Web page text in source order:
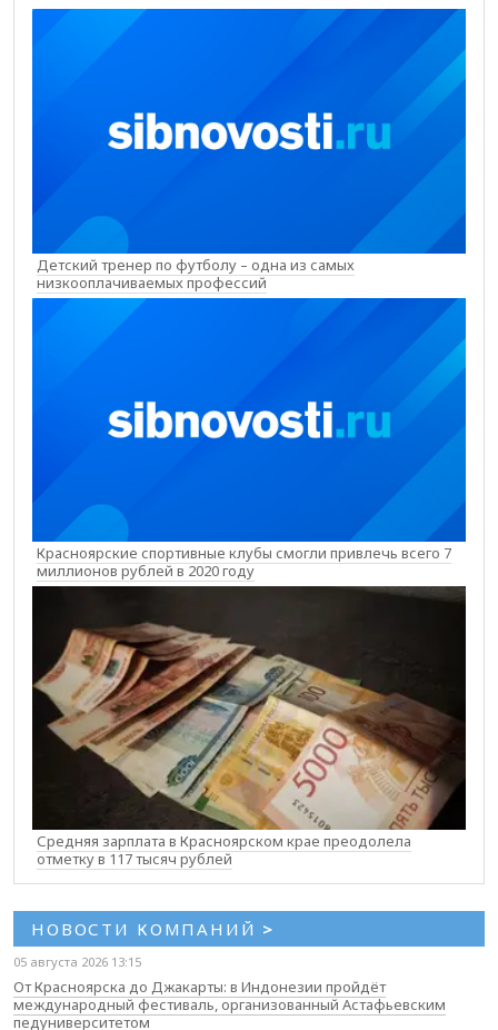
Детский тренер по футболу – одна из самых
низкооплачиваемых профессий
Красноярские спортивные клубы смогли привлечь всего 7
миллионов рублей в 2020 году
Средняя зарплата в Красноярском крае преодолела
отметку в 117 тысяч рублей
НОВОСТИ КОМПАНИЙ >
05 августа 2026 13:15
От Красноярска до Джакарты: в Индонезии пройдёт
международный фестиваль, организованный Астафьевским
педуниверситетом